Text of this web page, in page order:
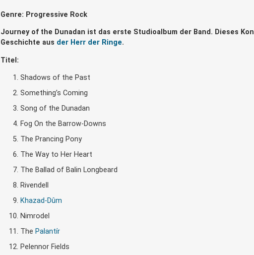
Genre: Progressive Rock
Journey of the Dunadan ist das erste Studioalbum der Band. Dieses
Geschichte aus der Herr der Ringe.
Titel:
Shadows of the Past
Something’s Coming
Song of the Dunadan
Fog On the Barrow-Downs
The Prancing Pony
The Way to Her Heart
The Ballad of Balin Longbeard
Rivendell
Khazad-Dûm
Nimrodel
The Palantír
Pelennor Fields